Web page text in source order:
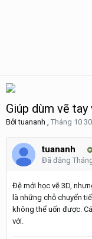
Giúp dùm vẽ
Bởituananh , Tháng 10
tuananh
Đã đăng
Đệ mới học vẽ 3D,
là những chỗ chuyển
không thể uốn được.
với.